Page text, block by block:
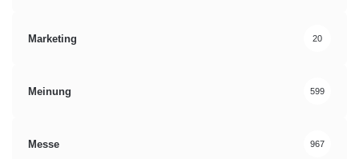
Marketing 20
Meinung 599
Messe 967